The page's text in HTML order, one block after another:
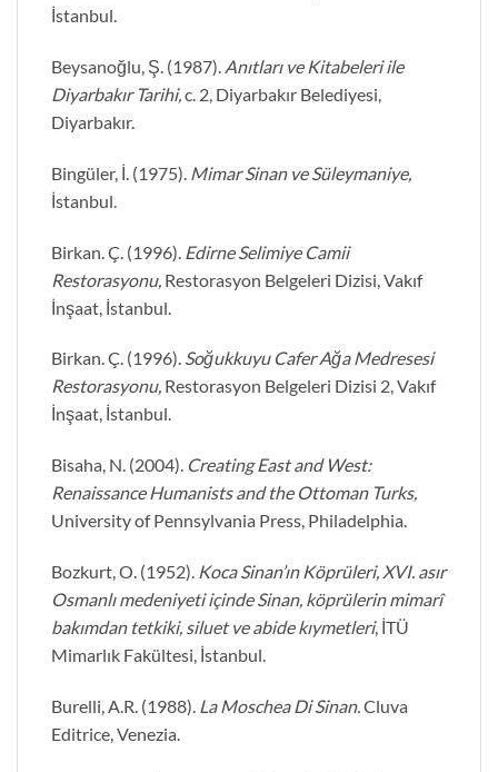
İstanbul.
Beysanoğlu, Ş. (1987). Anıtları ve Kitabeleri ile
Diyarbakır Tarihi,c. 2, Diyarbakır Belediyesi,
Diyarbakır.
Bingüler, İ. (1975). Mimar Sinan ve Süleymaniye,
İstanbul.
Birkan. Ç. (1996). Edirne Selimiye Camii
Restorasyonu, Restorasyon Belgeleri Dizisi, Vakıf
İnşaat, İstanbul.
Birkan. Ç. (1996). Soğukkuyu Cafer Ağa Medresesi
Restorasyonu, Restorasyon Belgeleri Dizisi 2, Vakıf
İnşaat, İstanbul.
Bisaha, N. (2004). Creating East and West:
Renaissance Humanists and the Ottoman Turks,
University of Pennsylvania Press, Philadelphia.
Bozkurt, O. (1952). Koca Sinan’ın Köprüleri, XVI. asır
Osmanlı medeniyeti içinde Sinan, köprülerin mimarî
bakımdan tetkiki, siluet ve abide kıymetleri, İTÜ
Mimarlık Fakültesi, İstanbul.
Burelli, A.R. (1988). La Moschea Di Sinan.Cluva
Editrice, Venezia.